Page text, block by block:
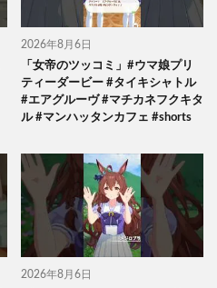
2026年8月6日
「女帝のツッコミ」#ウマ娘プリ
ティーダービー #タイキシャトル
#エアグルーヴ #マチカネフクキタ
ル #マンハッタンカフェ #shorts
2026年8月6日